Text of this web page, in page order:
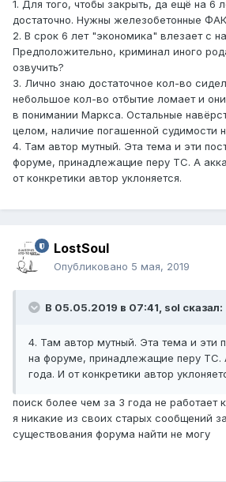
1. Для того, чтобы закрыть, да ещё на 6
достаточно. Нужны железобетонные
2. В срок 6 лет "экономика" влезает с
Предположительно, криминал иного
озвучить?
3. Лично знаю достаточное кол-во
небольшое кол-во отбытие ломает и
в понимании Маркса. Остальные
целом, наличие погашенной судимости
4. Там автор мутный. Эта тема и эти
форуме, принадлежащие перу ТС. А
от конкретики автор уклоняется.
LostSoul
Опубликовано 5 мая, 2019
В 05.05.2019 в 07:41, sol сказал:
4. Там автор мутный. Эта тема и эти
на форуме, принадлежащие перу ТС.
года. И от конкретики автор
поиск более чем за 3 года не работает
я никакие из своих старых сообщений
существования форума найти не могу